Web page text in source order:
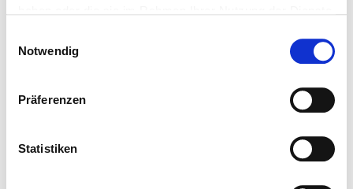
Notwendig
Präferenzen
Statistiken